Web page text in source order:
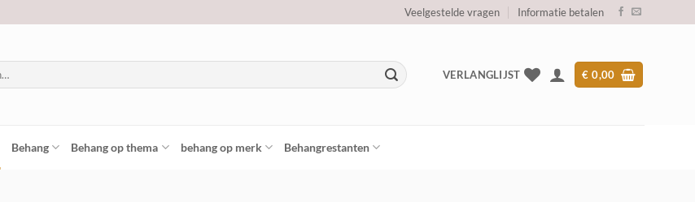
Veelgestelde vragen Informatie betalen
VERLANGLIJST € 0,00
Behang Behang op thema behang op merk Behangrestanten